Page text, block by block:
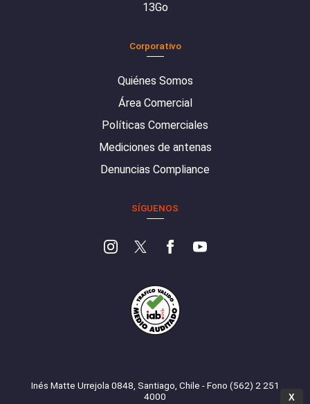
13Go
Corporativo
Quiénes Somos
Área Comercial
Políticas Comerciales
Mediciones de antenas
Denuncias Compliance
SÍGUENOS
Inés Matte Urrejola 0848, Santiago, Chile - Fono (562) 2 251
4000
X